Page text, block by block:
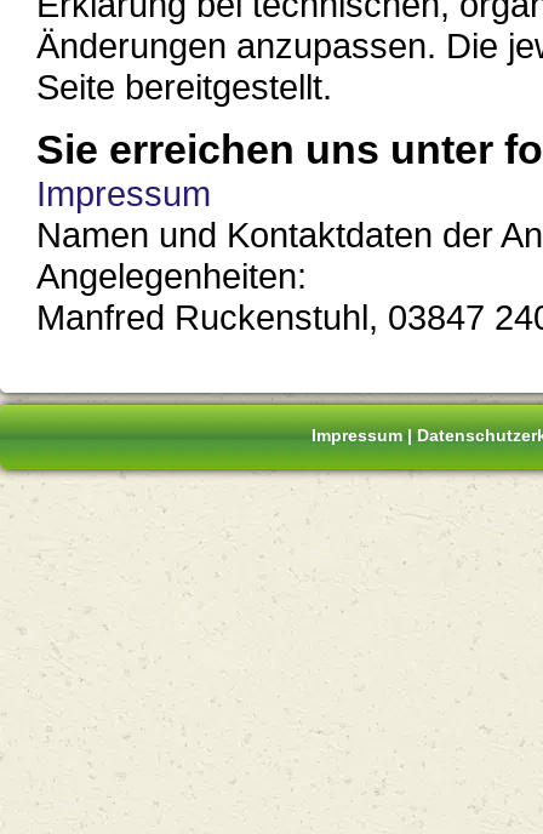
Änderungen anzupassen. Die
Seite bereitgestellt.
Sie erreichen uns unter
Impressum
Namen und Kontaktdaten der
Angelegenheiten:
Manfred Ruckenstuhl, 03847
Impressum|